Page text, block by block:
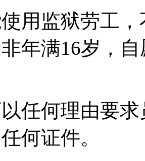
监狱劳工，
年满16岁，
何理由要求
何证件。